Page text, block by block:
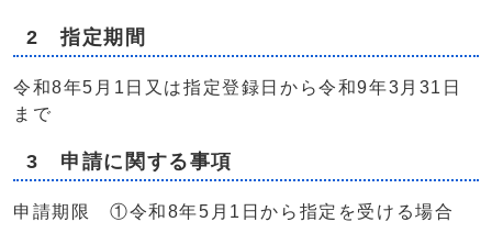
2 指定期間
令和8年5月1日又は指定登録日から令和9年3月31日
まで
3 申請に関する事項
申請期限 ①令和8年5月1日から指定を受ける場合